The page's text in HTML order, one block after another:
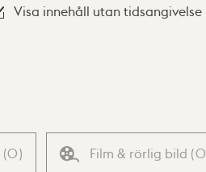
Visa innehåll utan tidsangivelse
(0) Film & rörlig bild (0